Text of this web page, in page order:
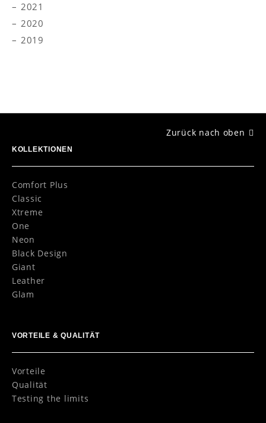
2021
2020
2019
Zurück nach oben
KOLLEKTIONEN
Comfort Plus
Classic
Xtreme
One
Neon
Black Design
Giant
Leather
Glam
VORTEILE & QUALITÄT
Vorteile
Qualität
Testing the limits